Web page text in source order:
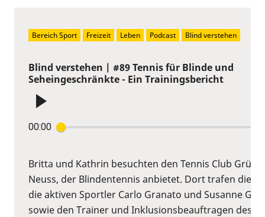
Blind verstehen | #89 Tennis für Blinde und
Seheingeschränkte - Ein Trainingsbericht
00:00
Britta und Kathrin besuchten den Tennis Club Grün-
Neuss, der Blindentennis anbietet. Dort trafen die
die aktiven Sportler Carlo Granato und Susanne
sowie den Trainer und Inklusionsbeauftragen des
Bereich Sport Freizeit Leben Podcast Blind verstehen